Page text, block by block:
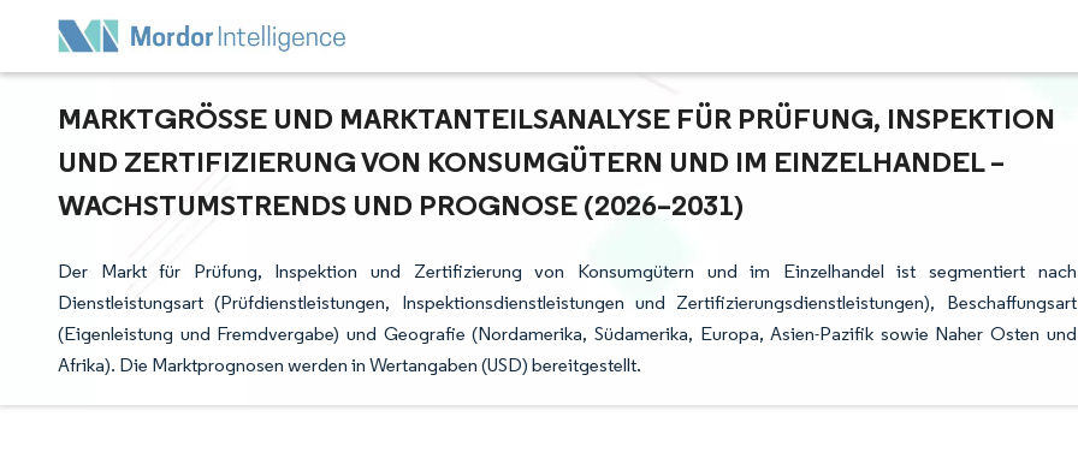
MARKTGRÖSSE UND MARKTANTEILSANALYSE FÜR PRÜFUNG, INSPEKTION U
ND ZERTIFIZIERUNG VON KONSUMGÜTERN UND IM EINZELHANDEL – W
ACHSTUMSTRENDS UND PROGNOSE (2026–2031)
Der Markt für Prüfung, Inspektion und Zertifizierung von Konsumgütern und im Einzelhandel ist segmentiert nach
Dienstleistungsart (Prüfdienstleistungen, Inspektionsdienstleistungen und Zertifizierungsdienstleistungen), Beschaffungsart
(Eigenleistung und Fremdvergabe) und Geografie (Nordamerika, Südamerika, Europa, Asien-Pazifik sowie Naher Osten und
Afrika). Die Marktprognosen werden in Wertangaben (USD) bereitgestellt.